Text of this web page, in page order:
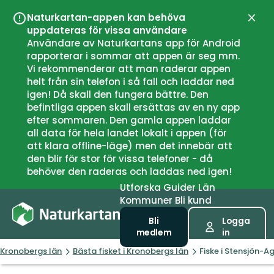
Naturkartan-appen kan behöva
uppdateras för vissa användare
Användare av Naturkartans app för Android
rapporterar i sommar att appen är seg mm.
Vi rekommenderar att man raderar appen
helt från sin telefon i så fall och laddar ned
igen! Då skall den fungera bättre. Den
befintliga appen skall ersättas av en ny app
efter sommaren. Den gamla appen laddar
all data för hela landet lokalt i appen (för
att klara offline-läge) men det innebär att
den blir för stor för vissa telefoner - då
behöver den raderas och laddas ned igen!
UtforskaGuiderLän
Kommuner Bli kund
Bli
medlem
Logga
in
Kronobergs län Bästa fisket i Kronobergs län Fiske i Stensjön-